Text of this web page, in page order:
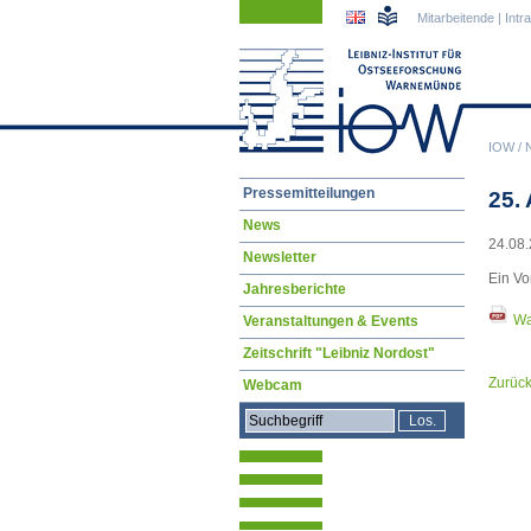
IOW/
Mitarbeitende |
25.
Ein
Zurück
Navigation
Pressemitteilungen
News
Newsletter
Jahresberichte
Veranstaltungen & Events
Zeitschrift "Leibniz Nordost"
Webcam